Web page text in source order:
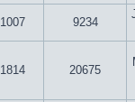
1007 9234
1814 20675